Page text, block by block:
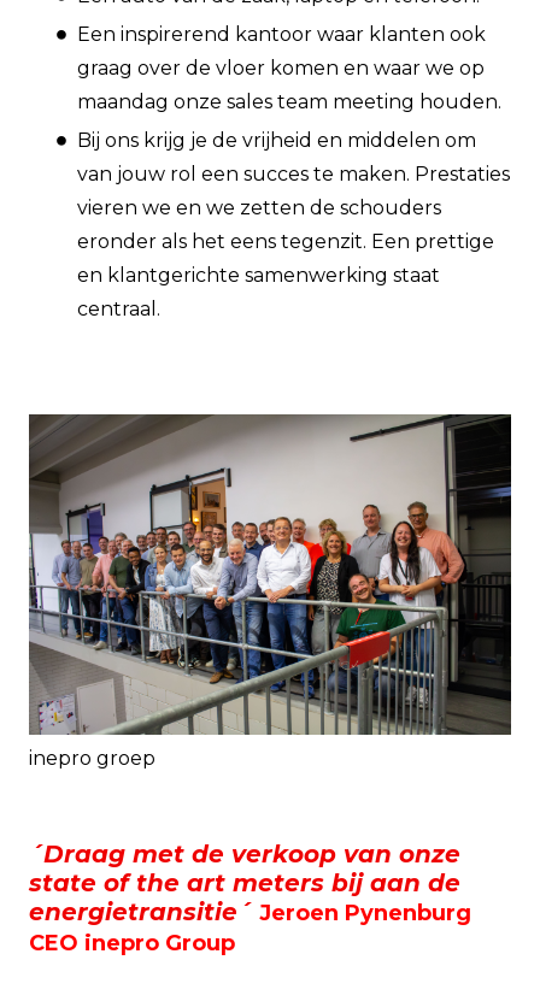
Een inspirerend kantoor waar klanten ook
graag over de vloer komen en waar we op
maandag onze sales team meeting houden.
Bij ons krijg je de vrijheid en middelen om
van jouw rol een succes te maken. Prestaties
vieren we en we zetten de schouders
eronder als het eens tegenzit. Een prettige
en klantgerichte samenwerking staat
centraal.
inepro groep
´Draag met de verkoop van onze
state of the art meters bij aan de
energietransitie´ Jeroen Pynenburg
CEO inepro Group